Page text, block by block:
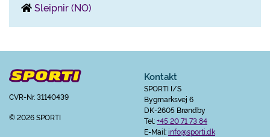
Sleipnir (NO)
CVR-Nr. 31140439
© 2026 SPORTI
Kontakt
SPORTI I/S
Bygmarksvej 6
DK-2605 Brøndby
Tel:+45 20 71 73 84
E-Mail:info@sporti.dk